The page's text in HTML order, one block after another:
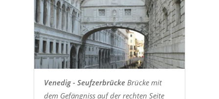
Venedig - SeufzerbrückeBrücke mit
dem Gefängniss auf der rechten Seite